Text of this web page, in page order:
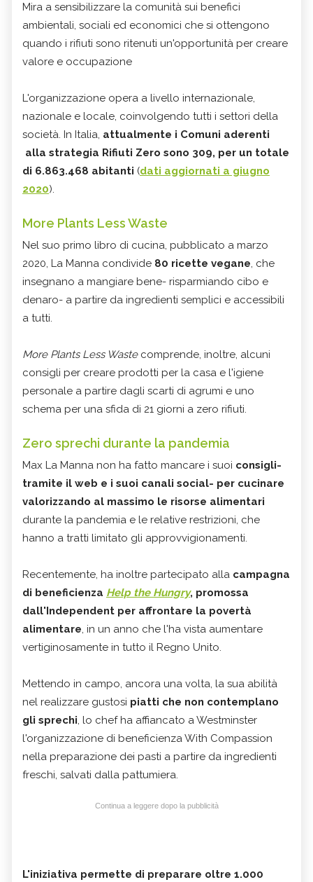
Mira a sensibilizzare la comunità sui benefici
ambientali, sociali ed economici che si ottengono
quando i rifiuti sono ritenuti un'opportunità per creare
valore e occupazione
L'organizzazione opera a livello internazionale,
nazionale e locale, coinvolgendo tutti i settori della
società. In Italia, attualmente i Comuni aderenti
alla strategia Rifiuti Zero sono 309, per un totale
di 6.863.468 abitanti (dati aggiornati a giugno
2020).
More Plants Less Waste
Nel suo primo libro di cucina, pubblicato a marzo
2020, La Manna condivide 80 ricette vegane, che
insegnano a mangiare bene- risparmiando cibo e
denaro- a partire da ingredienti semplici e accessibili
a tutti.
More Plants Less Wastecomprende, inoltre, alcuni
consigli per creare prodotti per la casa e l'igiene
personale a partire dagli scarti di agrumi e uno
schema per una sfida di 21 giorni a zero rifiuti.
Zero sprechi durante la pandemia
Max La Manna non ha fatto mancare i suoi consigli-
tramite il web e i suoi canali social- per cucinare
valorizzando al massimo le risorse alimentari
durante la pandemia e le relative restrizioni, che
hanno a tratti limitato gli approvvigionamenti.
Recentemente, ha inoltre partecipato alla campagna
di beneficienza Help the Hungry, promossa
dall'Independent per affrontare la povertà
alimentare, in un anno che l'ha vista aumentare
vertiginosamente in tutto il Regno Unito.
Mettendo in campo, ancora una volta, la sua abilità
nel realizzare gustosi piatti che non contemplano
gli sprechi, lo chef ha affiancato a Westminster
l'organizzazione di beneficienza With Compassion
nella preparazione dei pasti a partire da ingredienti
freschi, salvati dalla pattumiera.
Continua a leggere dopo la pubblicità
L'iniziativa permette di preparare oltre 1.000